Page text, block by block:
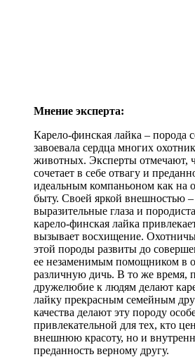
Мнение эксперта:
Карело-финская лайка – порода
завоевала сердца многих
животных. Эксперты отмечают,
сочетает в себе отвагу и
идеальным компаньоном как на
быту. Своей яркой внешностью –
выразительные глаза и
карело-финская лайка
вызывает восхищение.
этой породы развиты до
ее незаменимым помощником в
различную дичь. В то же время,
дружелюбие к людям делают
лайку прекрасным семейным
качества делают эту породу
привлекательной для тех, кто
внешнюю красоту, но и
преданность верному другу.